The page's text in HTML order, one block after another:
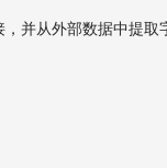
并从外部数据中提取